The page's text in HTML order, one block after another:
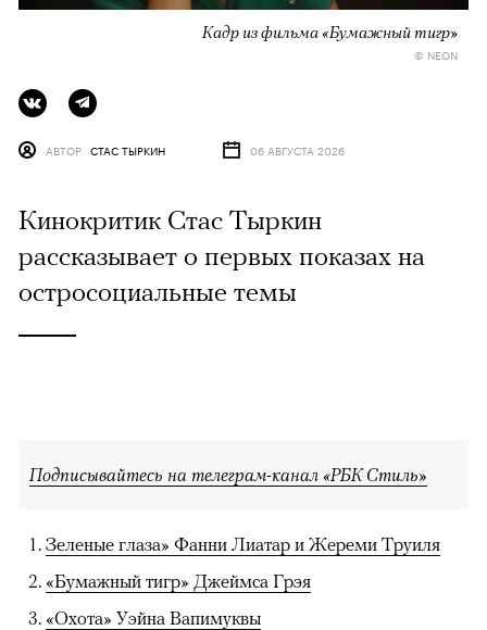
Кадр из фильма «Бумажный тигр»
© NEON
АВТОР СТАС ТЫРКИН 06 АВГУСТА 2026
Кинокритик Стас Тыркин
рассказывает о первых показах на
остросоциальные темы
Подписывайтесь на телеграм-канал «РБК Стиль»
Зеленые глаза» Фанни Лиатар и Жереми Труиля
«Бумажный тигр» Джеймса Грэя
«Охота» Уэйна Вапимуквы